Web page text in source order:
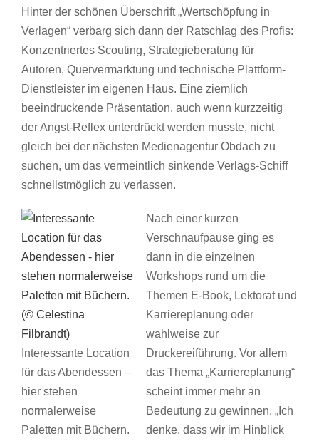
Hinter der schönen Überschrift „Wertschöpfung in
Verlagen“ verbarg sich dann der Ratschlag des Profis:
Konzentriertes Scouting, Strategieberatung für
Autoren, Quervermarktung und technische Plattform-
Dienstleister im eigenen Haus. Eine ziemlich
beeindruckende Präsentation, auch wenn kurzzeitig
der Angst-Reflex unterdrückt werden musste, nicht
gleich bei der nächsten Medienagentur Obdach zu
suchen, um das vermeintlich sinkende Verlags-Schiff
schnellstmöglich zu verlassen.
Interessante Location
für das Abendessen –
hier stehen
normalerweise
Paletten mit Büchern.
Nach einer kurzen
Verschnaufpause ging es
dann in die einzelnen
Workshops rund um die
Themen E-Book, Lektorat und
Karriereplanung oder
wahlweise zur
Druckereiführung. Vor allem
das Thema „Karriereplanung“
scheint immer mehr an
Bedeutung zu gewinnen. „Ich
denke, dass wir im Hinblick